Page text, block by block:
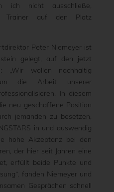
ich nicht ausschließe,
Trainer auf den Platz
Peter Niemeyer ist
gelegt, auf den jetzt
„Wir wollen nachhaltig
die Arbeit unserer
In diesem
neu geschaffene Position
jemanden zu besetzen,
in und auswendig
hohe Akzeptanz bei den
der hier seit Jahren eine
erfüllt beide Punkte und
fanden Niemeyer und
Gesprächen schnell